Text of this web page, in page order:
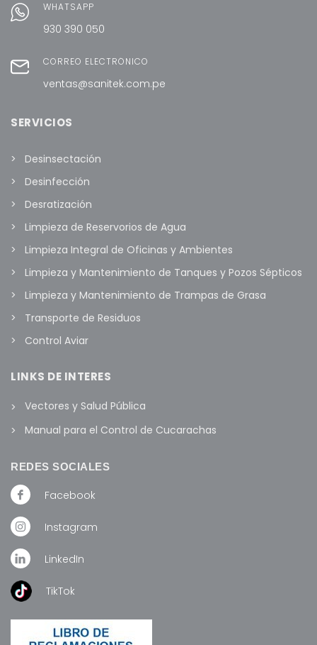
WHATSAPP
930 390 050
CORREO ELECTRÓNICO
ventas@sanitek.com.pe
SERVICIOS
Desinsectación
Desinfección
Desratización
Limpieza de Reservorios de Agua
Limpieza Integral de Oficinas y Ambientes
Limpieza y Mantenimiento de Tanques y Pozos Sépticos
Limpieza y Mantenimiento de Trampas de Grasa
Transporte de Residuos
Control Aviar
LINKS DE INTERES
Vectores y Salud Pública
Manual para el Control de Cucarachas
REDES SOCIALES
Facebook
Instagram
LinkedIn
TikTok